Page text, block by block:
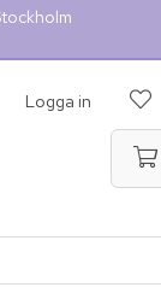
Logga in